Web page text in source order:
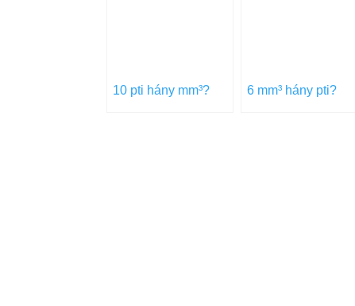
10 pti hány mm³? 6 mm³ hány pti?